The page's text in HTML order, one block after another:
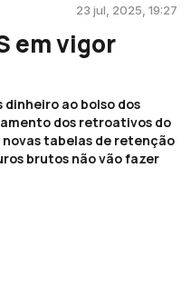
23 jul, 2025, 19:27
em vigor
ao bolso dos
dos retroativos do
novas tabelas de retenção
brutos não vão fazer